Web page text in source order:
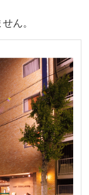
ん。